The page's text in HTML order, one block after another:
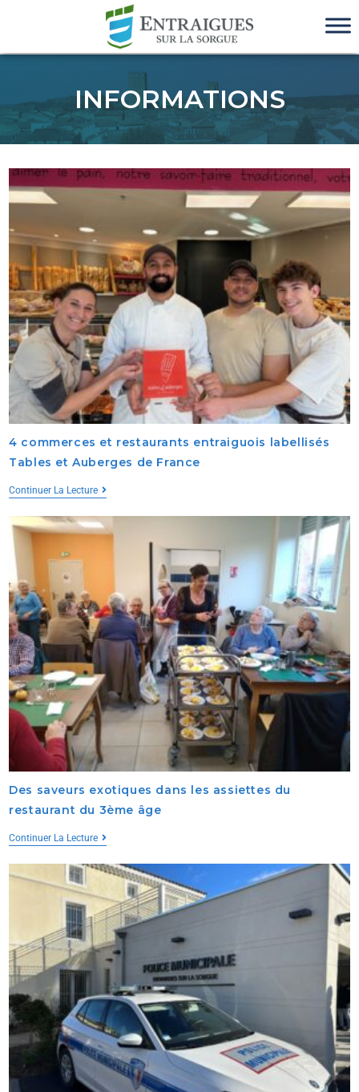
INFORMATIONS
4 commerces et restaurants entraiguois labellisés
Tables et Auberges de France
Continuer La Lecture
Des saveurs exotiques dans les assiettes du
restaurant du 3ème âge
Continuer La Lecture